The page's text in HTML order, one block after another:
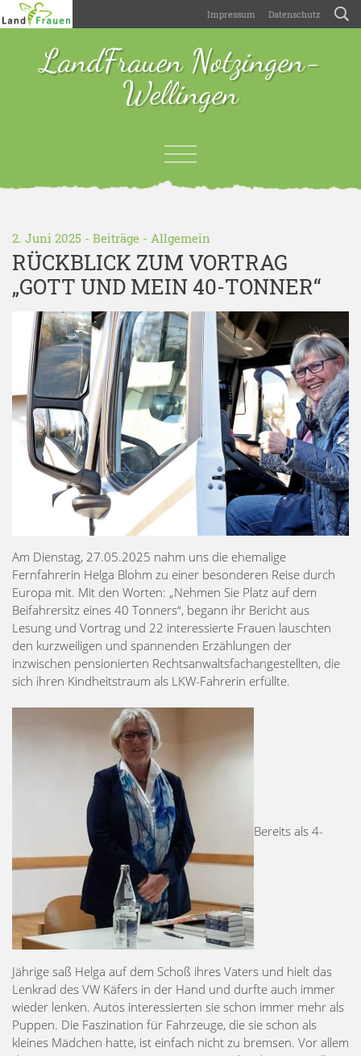
Impressum Datenschutz
LandFrauen Notzingen-
Wellingen
2. Juni 2025 - Beiträge - Allgemein
RÜCKBLICK ZUM VORTRAG
„GOTT UND MEIN 40-TONNER“
Am Dienstag, 27.05.2025 nahm uns die ehemalige
Fernfahrerin Helga Blohm zu einer besonderen Reise durch
Europa mit. Mit den Worten: „Nehmen Sie Platz auf dem
Beifahrersitz eines 40 Tonners“, begann ihr Bericht aus
Lesung und Vortrag und 22 interessierte Frauen lauschten
den kurzweiligen und spannenden Erzählungen der
inzwischen pensionierten Rechtsanwaltsfachangestellten, die
sich ihren Kindheitstraum als LKW-Fahrerin erfüllte.
Bereits als 4-
Jährige saß Helga auf dem Schoß ihres Vaters und hielt das
Lenkrad des VW Käfers in der Hand und durfte auch immer
wieder lenken. Autos interessierten sie schon immer mehr als
Puppen. Die Faszination für Fahrzeuge, die sie schon als
kleines Mädchen hatte, ist einfach nicht zu bremsen. Vor allem